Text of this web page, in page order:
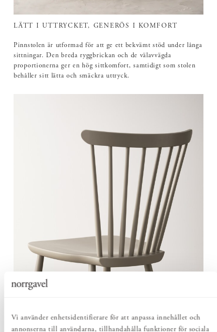
Vi använder enhetsidentifierare för att anpassa innehållet och
annonserna till användarna, tillhandahålla funktioner för sociala
LÄTT I UTTRYCKET, GENERÖS I KOMFORT
Pinnstolen är utformad för att ge ett bekvämt stöd under långa
sittningar. Den breda ryggbrickan och de välavvägda
proportionerna ger en hög sittkomfort, samtidigt som stolen
behåller sitt lätta och smäckra uttryck.
Trots sitt nätta formspråk är Pinnstolen tillverkad helt i